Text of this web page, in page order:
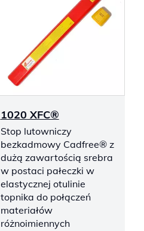
1020 XFC®
Stop lutowniczy
bezkadmowy Cadfree® z
dużą zawartością srebra
w postaci pałeczki w
elastycznej otulinie
topnika do połączeń
materiałów
różnoimiennych